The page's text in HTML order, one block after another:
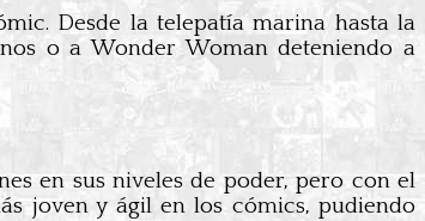
Desde la telepatía marina hasta la
o a Wonder Woman deteniendo a
en sus niveles de poder, pero con el
joven y ágil en los cómics, pudiendo